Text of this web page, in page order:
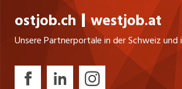
ostjob.ch westjob.at
Unsere Partnerportale in der Schweiz und